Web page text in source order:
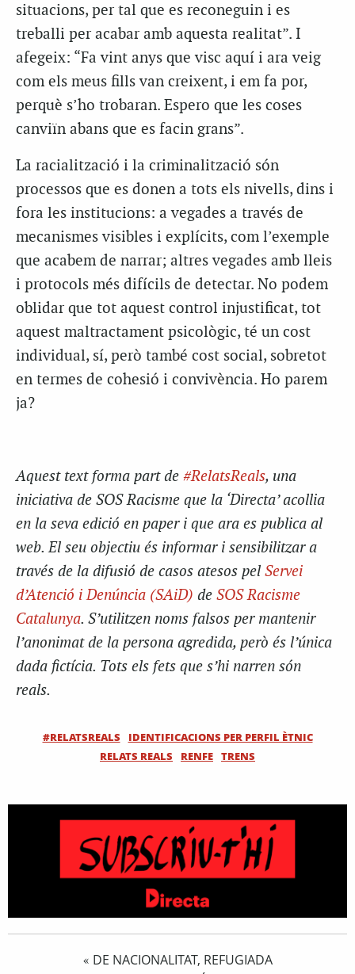
situacions, per tal que es reconeguin i es
treballi per acabar amb aquesta realitat”. I
afegeix: “Fa vint anys que visc aquí i ara veig
com els meus fills van creixent, i em fa por,
perquè s’ho trobaran. Espero que les coses
canviïn abans que es facin grans”.
La racialització i la criminalització són
processos que es donen a tots els nivells, dins i
fora les institucions: a vegades a través de
mecanismes visibles i explícits, com l’exemple
que acabem de narrar; altres vegades amb lleis
i protocols més difícils de detectar. No podem
oblidar que tot aquest control injustificat, tot
aquest maltractament psicològic, té un cost
individual, sí, però també cost social, sobretot
en termes de cohesió i convivència. Ho parem
ja?
Aquest text forma part de #RelatsReals, una
iniciativa de SOS Racisme que la ‘Directa’ acollia
en la seva edició en paper i que ara es publica al
web. El seu objectiu és informar i sensibilitzar a
través de la difusió de casos atesos pel Servei
d’Atenció i Denúncia (SAiD) de SOS Racisme
Catalunya. S’utilitzen noms falsos per mantenir
l’anonimat de la persona agredida, però és l’única
dada fictícia. Tots els fets que s’hi narren són
reals.
#RELATSREALS
IDENTIFICACIONS PER PERFIL ÈTNIC
RELATS REALS
RENFE TRENS
« DE NACIONALITAT, REFUGIADA